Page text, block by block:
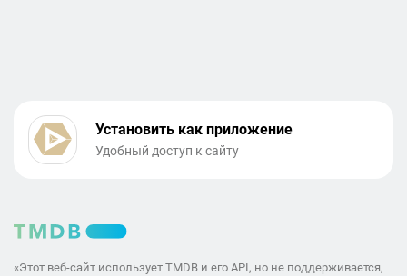
Установить как приложение
Удобный доступ к сайту
«Этот веб-сайт использует TMDB и его API, но не поддерживается,